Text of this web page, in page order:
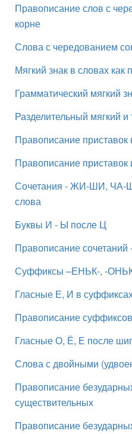
Правописание слов с
корне
Слова с чередованием
Мягкий знак в словах как
Грамматический мягкий
Разделительный мягкий
Правописание приставок
Правописание приставок
Сочетания - ЖИ-ШИ, ЧА-
слова
Буквы И - Ы после Ц
Правописание
Суффиксы –ЕНЬК-, -
Гласные Е, И в
Правописание
Гласные О, Ё, Е после
Слова с двойными
Правописание
существительных
Правописание